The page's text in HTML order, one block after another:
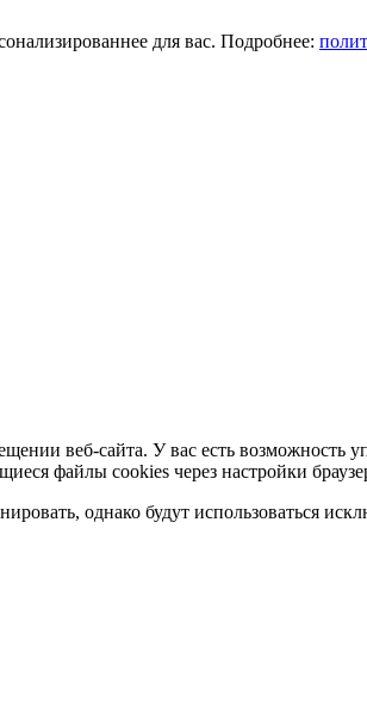
для вас. Подробнее:
веб-сайта. У вас есть
файлы cookies через настройки
однако будут использоваться